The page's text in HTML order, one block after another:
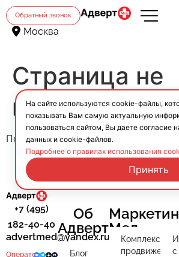
Обратный звонок
Москва
Страница не
найдена.
Похоже, здесь ничего не найдено.
+7 (495)
182-40-40
advertmed@yandex.ru
Оператор
Об
АдвертМед
Блог
Комплексное
продвижение
На сайте используются cookie-файлы,
показывать Вам самую актуальную
пользоваться сайтом, Вы даете согласие
данных и cookie-файлов.
Подробнее о правилах использования
Принять